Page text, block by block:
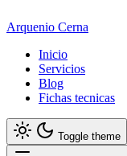
Arquenio Cerna
Inicio
Servicios
Blog
Fichas tecnicas
Toggle theme